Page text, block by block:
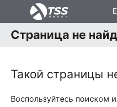
Страница не
Такой страницы
Воспользуйтесь поиском